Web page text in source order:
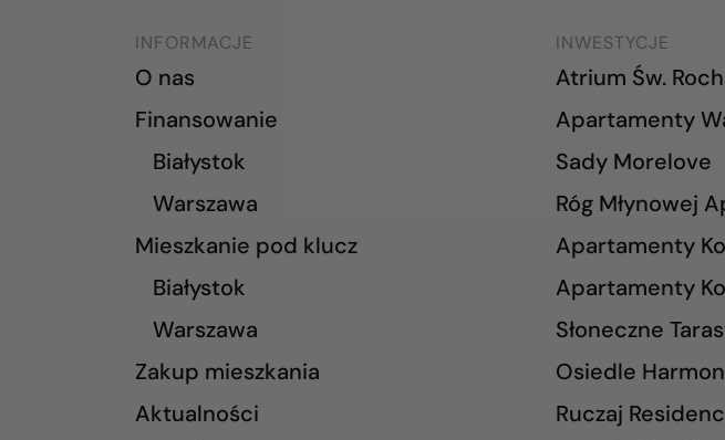
INFORMACJE
O nas
Finansowanie
Białystok
Warszawa
Mieszkanie pod klucz
Białystok
Warszawa
Zakup mieszkania
Aktualności
INWESTYCJE
Atrium Św.
Apartamenty
Sady Morelove
Róg Młynowej
Apartamenty
Apartamenty
Słoneczne
Osiedle
Ruczaj